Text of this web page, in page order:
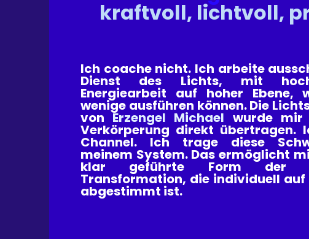
kraftvoll, lichtvoll,
Ich coache nicht. Ich arbeite
Dienst des Lichts, mit
Energiearbeit auf hoher Ebene,
wenige ausführen können. Die
vonErzengel Michael wurde mir
Verkörperung direkt übertragen.
Channel. Ich trage diese
meinem System. Das ermöglicht
klar geführte Form der
Transformation, die individuell auf
abgestimmt ist.